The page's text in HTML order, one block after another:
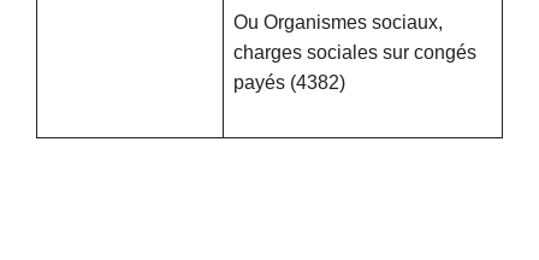
Ou Organismes sociaux,
charges sociales sur congés
payés (4382)